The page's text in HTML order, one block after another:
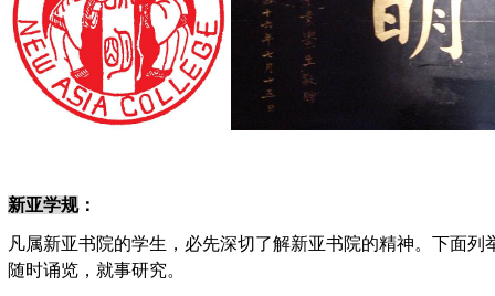
新亚学规：
凡属新亚书院的学生，必先深切了解新亚书院的精神。下面列
随时诵览，就事研究。